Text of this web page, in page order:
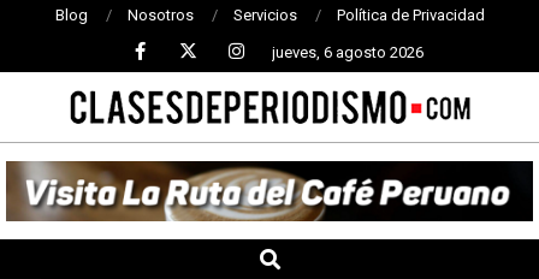
Blog Nosotros Servicios Política de Privacidad
jueves, 6 agosto 2026
CLASES
DE
PERIODISMO